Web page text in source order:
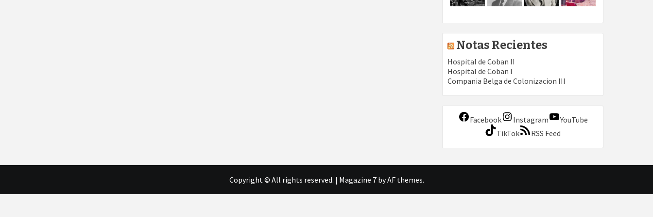
Notas Recientes
Hospital de Coban II
Hospital de Coban I
Compania Belga de Colonizacion III
Facebook Instagram
YouTube
TikTok
RSS Feed
Copyright © All rights reserved. | Magazine 7by AF themes.